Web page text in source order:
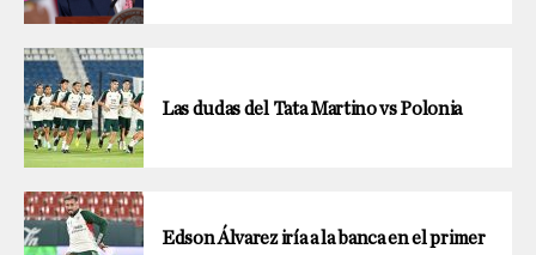
Las dudas del Tata Martino vs Polonia
Edson Álvarez iría a la banca en el primer